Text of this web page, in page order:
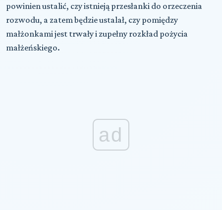
powinien ustalić, czy istnieją przesłanki do orzeczenia
rozwodu, a zatem będzie ustalał, czy pomiędzy
małżonkami jest trwały i zupełny rozkład pożycia
małżeńskiego.
ad